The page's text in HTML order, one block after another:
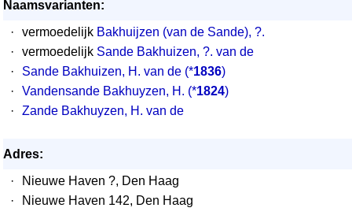
Naamsvarianten:
·
vermoedelijk Bakhuijzen (van de Sande), ?.
·
vermoedelijk Sande Bakhuizen, ?. van de
·
Sande Bakhuizen, H. van de (*1836)
·
Vandensande Bakhuyzen, H. (*1824)
·
Zande Bakhuyzen, H. van de
Adres:
·
Nieuwe Haven ?, Den Haag
·
Nieuwe Haven 142, Den Haag